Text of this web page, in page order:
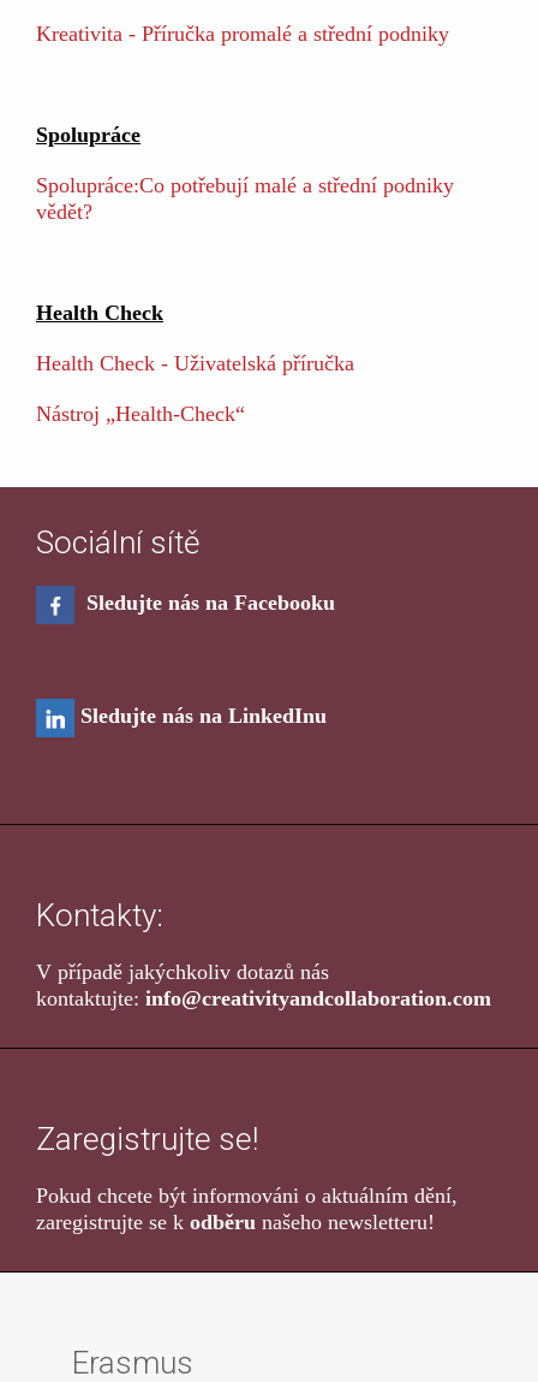
Kreativita - Příručka promalé a střední podniky
Spolupráce
Spolupráce:Co potřebují malé a střední podniky
vědět?
Health Check
Health Check - Uživatelská příručka
Nástroj „Health-Check“
Sociální sítě
Sledujte nás na Facebooku
Sledujte nás na LinkedInu
Kontakty:
V případě jakýchkoliv dotazů nás
kontaktujte: info@creativityandcollaboration.com
Zaregistrujte se!
Pokud chcete být informováni o aktuálním dění,
zaregistrujte se k odběru našeho newsletteru!
Erasmus